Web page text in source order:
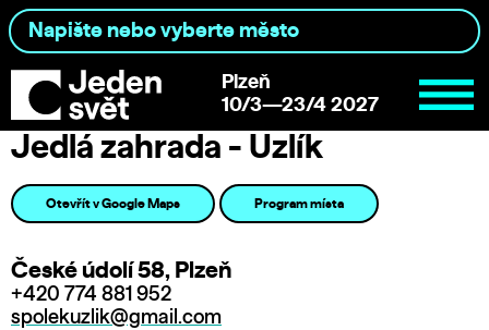
Plzeň
10/3—23/4 2027
Jedlá zahrada - Uzlík
Otevřít v Google Maps Program místa
České údolí 58, Plzeň
+420 774 881 952
spolekuzlik@gmail.com